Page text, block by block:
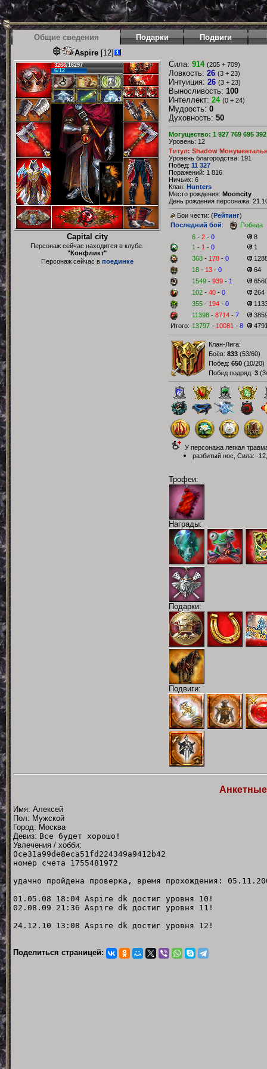
Общие сведения Подарки Подвиги
Aspire [12]
3266/16297
6/12
x2 x3
Capital city
Персонаж сейчас находится в клубе.
"Конфликт"
Персонаж сейчас в поединке
Сила: 914 (205 + 709)
Ловкость: 26 (3 + 23)
Интуиция: 26 (3 + 23)
Выносливость: 100
Интеллект: 24 (0 + 24)
Мудрость: 0
Духовность: 50
Могущество: 1 927 769 695 392
Уровень: 12
Титул: Shadow
Уровень благородства: 191
Побед: 11 327
Поражений: 1 816
Ничьих: 6
Клан: Hunters
Место рождения: Mooncity
День рождения персонажа:
Бои чести: (Рейтинг)
Последний бой:
Победа
6 - 2 - 0
8
1 - 1 - 0
1
368 - 178 - 0
18 - 13 - 0
64
1549 - 939 - 1
102 - 40 - 0
264
355 - 194 - 0
11398 - 8714 - 7
Итого: 13797 - 10081 - 8
Клан-Лига:
Боёв: 833 (53/60)
Побед: 650 (10/20)
Побед подряд: 3 (
У персонажа легкая
разбитый нос, Сила: -
Трофеи:
Награды:
Подарки:
Подвиги:
Имя: Алексей
Пол: Мужской
Город: Москва
Девиз: Все будет хорошо!
Увлечения / хобби:
0ce31a99de8eca51fd224349a9412b42
номер счета 1755481972
удачно пройдена проверка, время прохождения:
01.05.08 18:04 Aspire dk достиг уровня 10!
02.08.09 21:36 Aspire dk достиг уровня 11!
24.12.10 13:08 Aspire dk достиг уровня 12!
Поделиться страницей: